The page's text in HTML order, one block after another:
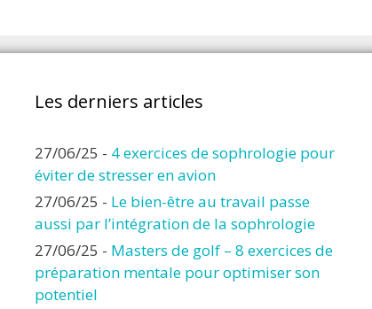
Les derniers articles
27/06/25 - 4 exercices de sophrologie pour
éviter de stresser en avion
27/06/25 - Le bien-être au travail passe
aussi par l’intégration de la sophrologie
27/06/25 - Masters de golf – 8 exercices de
préparation mentale pour optimiser son
potentiel